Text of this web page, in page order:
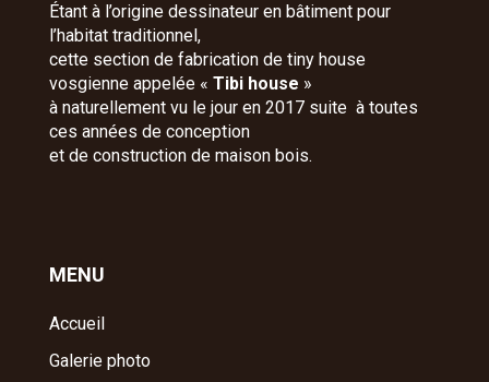
Étant à l’origine dessinateur en bâtiment pour
l’habitat traditionnel,
cette section de fabrication de tiny house
vosgienne appelée « Tibi house »
à naturellement vu le jour en 2017 suite à toutes
ces années de conception
et de construction de maison bois.
MENU
Accueil
Galerie photo